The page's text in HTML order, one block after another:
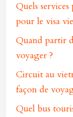
Quels
pour le visa
Quand partir
voyager ?
Circuit au
façon de
Quel bus